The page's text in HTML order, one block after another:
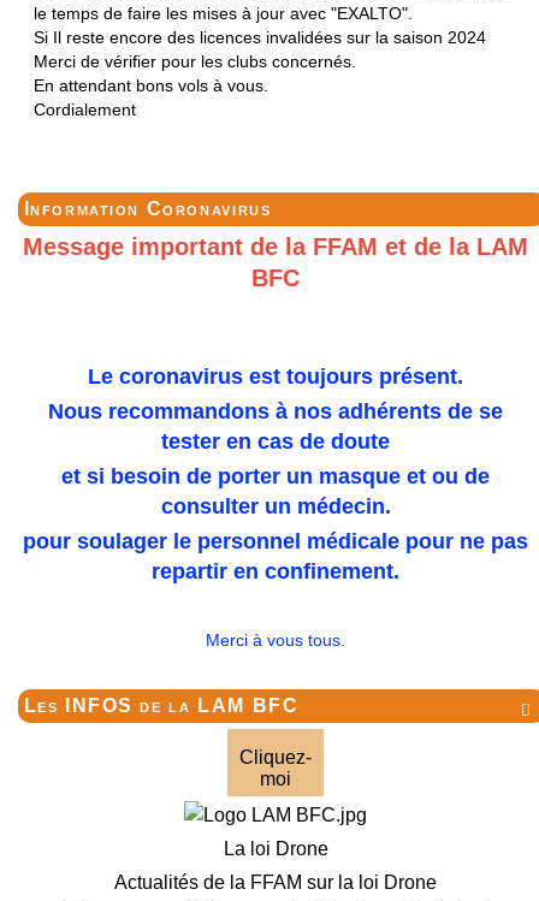
le temps de faire les mises à jour avec "EXALTO".
Si Il reste encore des licences invalidées sur la saison 2024
Merci de vérifier pour les clubs concernés.
En attendant bons vols à vous.
Cordialement
Information Coronavirus
Message important de la FFAM et de la LAM
BFC
Le coronavirus est toujours présent.
Nous recommandons à nos adhérents de se
tester en cas de doute
et si besoin de porter un masque et ou de
consulter un médecin.
pour soulager le personnel médicale pour ne pas
repartir en confinement.
Merci à vous tous.

Les INFOS de la LAM BFC
Cliquez-
moi
La loi Drone
Actualités de la FFAM sur la loi Drone